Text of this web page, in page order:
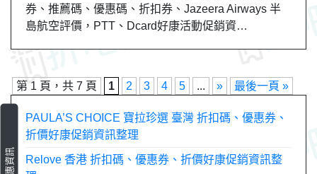
券、推薦碼、優惠碼、折扣券、Jazeera Airways 半
島航空評價，PTT、Dcard好康活動促銷資…
第 1 頁，共 7 頁 1 2 3 4 5 ... » 最後一頁 »
PAULA’S CHOICE 寶拉珍選 臺灣 折扣碼、優惠券、
折價好康促銷資訊整理
Relove 香港 折扣碼、優惠券、折價好康促銷資訊整